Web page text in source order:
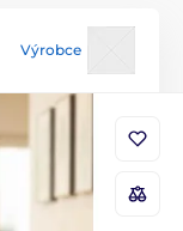
Výrobce